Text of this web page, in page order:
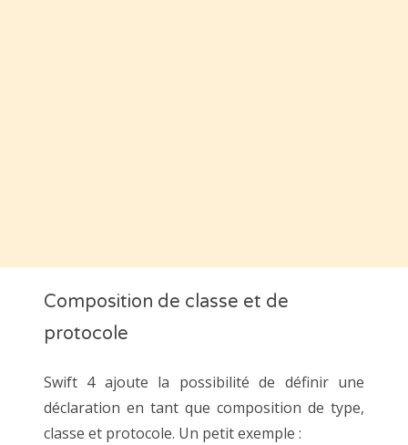
Composition de classe et de
protocole
Swift 4 ajoute la possibilité de définir une
déclaration en tant que composition de type,
classe et protocole. Un petit exemple :